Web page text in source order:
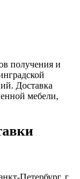
получения и
Доставка
мебели,